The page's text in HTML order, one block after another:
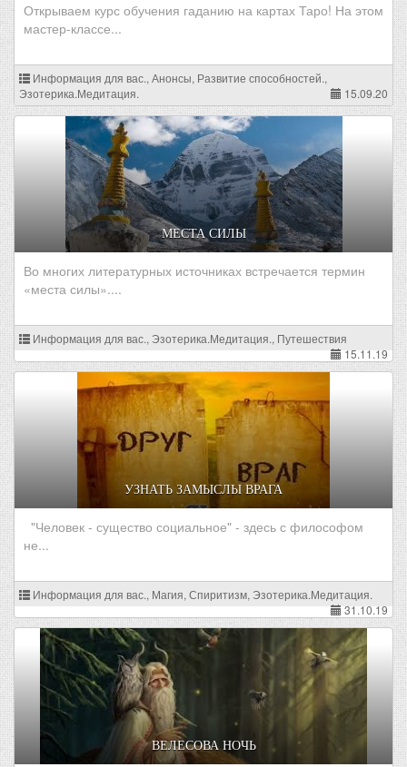
Открываем курс обучения гаданию на картах Таро! На этом
мастер-классе...
Информация для вас., Анонсы, Развитие способностей.,
Эзотерика.Медитация.
15.09.20
МЕСТА СИЛЫ
Во многих литературных источниках встречается термин
«места силы»....
Информация для вас., Эзотерика.Медитация., Путешествия
15.11.19
УЗНАТЬ ЗАМЫСЛЫ ВРАГА
"Человек - существо социальное" - здесь с философом
не...
Информация для вас., Магия, Спиритизм, Эзотерика.Медитация.
31.10.19
ВЕЛЕСОВА НОЧЬ